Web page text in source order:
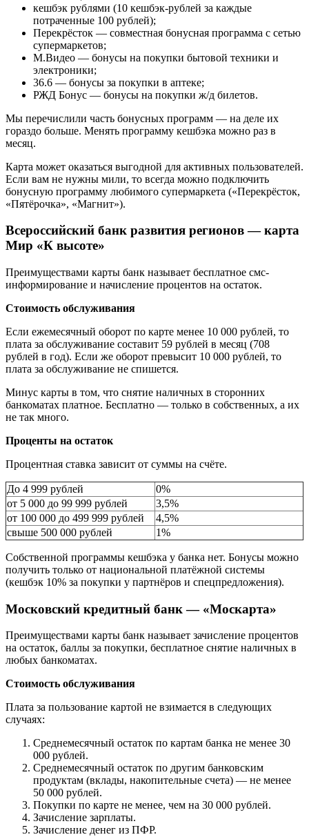
кешбэк рублями (10 кешбэк-рублей за каждые
потраченные 100 рублей);
Перекрёсток — совместная бонусная программа с сетью
супермаркетов;
М.Видео — бонусы на покупки бытовой техники и
электроники;
36.6 — бонусы за покупки в аптеке;
РЖД Бонус — бонусы на покупки ж/д билетов.
Мы перечислили часть бонусных программ — на деле их
гораздо больше. Менять программу кешбэка можно раз в
месяц.
Карта может оказаться выгодной для активных пользователей.
Если вам не нужны мили, то всегда можно подключить
бонусную программу любимого супермаркета («Перекрёсток,
«Пятёрочка», «Магнит»).
Всероссийский банк развития регионов — карта
Мир «К высоте»
Преимуществами карты банк называет бесплатное смс-
информирование и начисление процентов на остаток.
Стоимость обслуживания
Если ежемесячный оборот по карте менее 10 000 рублей, то
плата за обслуживание составит 59 рублей в месяц (708
рублей в год). Если же оборот превысит 10 000 рублей, то
плата за обслуживание не спишется.
Минус карты в том, что снятие наличных в сторонних
банкоматах платное. Бесплатно — только в собственных, а их
не так много.
Проценты на остаток
Процентная ставка зависит от суммы на счёте.
До 4 999 рублей
0%
от 5 000 до 99 999 рублей
3,5%
от 100 000 до 499 999 рублей
4,5%
свыше 500 000 рублей
1%
Собственной программы кешбэка у банка нет. Бонусы можно
получить только от национальной платёжной системы
(кешбэк 10% за покупки у партнёров и спецпредложения).
Московский кредитный банк — «Москарта»
Преимуществами карты банк называет зачисление процентов
на остаток, баллы за покупки, бесплатное снятие наличных в
любых банкоматах.
Стоимость обслуживания
Плата за пользование картой не взимается в следующих
случаях:
Среднемесячный остаток по картам банка не менее 30
000 рублей.
Среднемесячный остаток по другим банковским
продуктам (вклады, накопительные счета) — не менее
50 000 рублей.
Покупки по карте не менее, чем на 30 000 рублей.
Зачисление зарплаты.
Зачисление денег из ПФР.